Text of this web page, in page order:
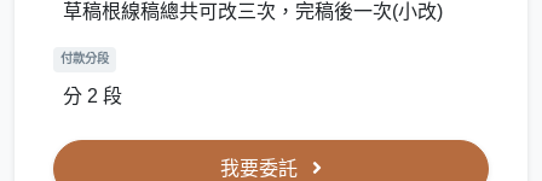
草稿根線稿總共可改三次，完稿後一次(小改)
付款分段
分 2 段
我要委託